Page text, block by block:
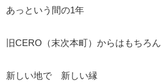
あっという間の1年
旧CERO（末次本町）からはもちろん
新しい地で 新しい縁